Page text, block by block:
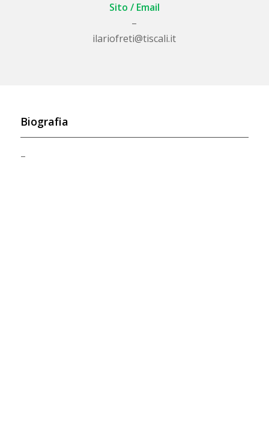
Sito / Email
–
ilariofreti@tiscali.it
Biografia
–